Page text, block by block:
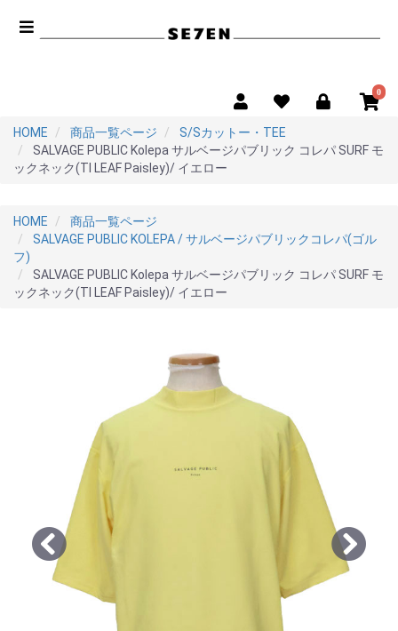
0
HOME 商品一覧ページ
S/Sカットー・TEE
SALVAGE PUBLIC Kolepa サルベージパブリック コレパ SURF モ
ックネック(TI LEAF Paisley)/ イエロー
HOME
商品一覧ページ
SALVAGE PUBLIC KOLEPA / サルベージパブリックコレパ(ゴル
フ)
SALVAGE PUBLIC Kolepa サルベージパブリック コレパ SURF モ
ックネック(TI LEAF Paisley)/ イエロー